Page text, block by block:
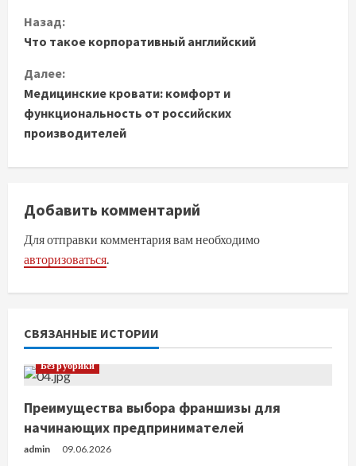
П
р
о
д
о
ж
и
ч
т
е
н
Назад:
Что такое корпоративный английский
Далее:
Медицинские кровати: комфорт и
функциональность от российских
производителей
Добавить комментарий
Для отправки комментария вам необходимо
авторизоваться.
СВЯЗАННЫЕ ИСТОРИИ
Без рубрики
Преимущества выбора франшизы для
начинающих предпринимателей
admin 09.06.2026